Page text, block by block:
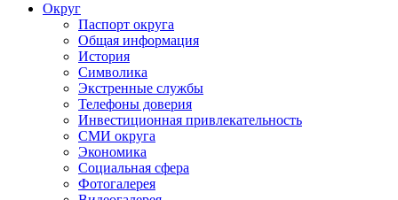
Округ
Паспорт округа
Общая информация
История
Символика
Экстренные службы
Телефоны доверия
Инвестиционная привлекательность
СМИ округа
Экономика
Социальная сфера
Фотогалерея